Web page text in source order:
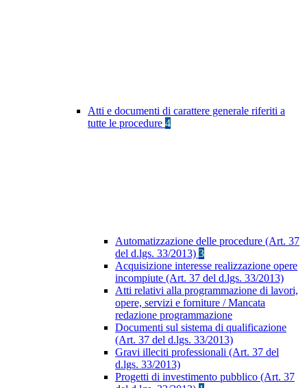
Atti e documenti di carattere generale riferiti a
tutte le procedure 4
Automatizzazione delle procedure (Art. 37
del d.lgs. 33/2013) 3
Acquisizione interesse realizzazione opere
incompiute (Art. 37 del d.lgs. 33/2013)
Atti relativi alla programmazione di lavori,
opere, servizi e forniture / Mancata
redazione programmazione
Documenti sul sistema di qualificazione
(Art. 37 del d.lgs. 33/2013)
Gravi illeciti professionali (Art. 37 del
d.lgs. 33/2013)
Progetti di investimento pubblico (Art. 37